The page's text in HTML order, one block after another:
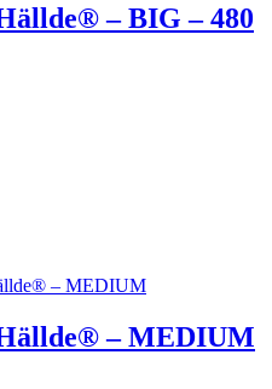
– BIG – 480
– MEDIUM